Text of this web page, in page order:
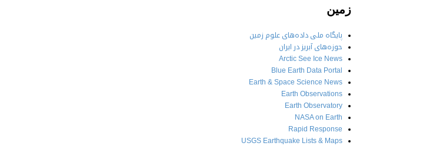
زمین
پایگاه ملی داده‌های علوم زمین
حوزه‌های آبریز در ایران
Arctic See Ice News
Blue Earth Data Portal
Earth & Space Science News
Earth Observations
Earth Observatory
NASA on Earth
Rapid Response
USGS Earthquake Lists & Maps